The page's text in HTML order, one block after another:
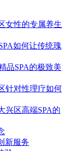
女性的专属养生
如何让传统瑰
品SPA的极致美
针对性理疗如何
区高端SPA的
新服务